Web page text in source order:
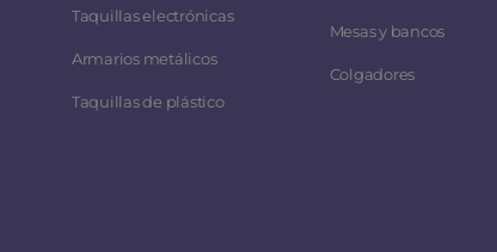
Taquillas electrónicas
Armarios metálicos
Taquillas de plástico
Mesas y bancos
Colgadores